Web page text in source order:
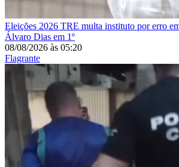
Eleições 2026 TRE multa instituto por erro
Álvaro Dias em 1º
08/08/2026 às 05:20
Flagrante